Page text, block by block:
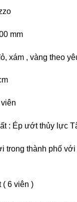
mm
xám , vàng theo
: Ép ướt thủy lực
trong thành phố
( 6 viên )